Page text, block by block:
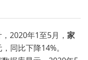
2020年1至5月， 家
同比下降14%。